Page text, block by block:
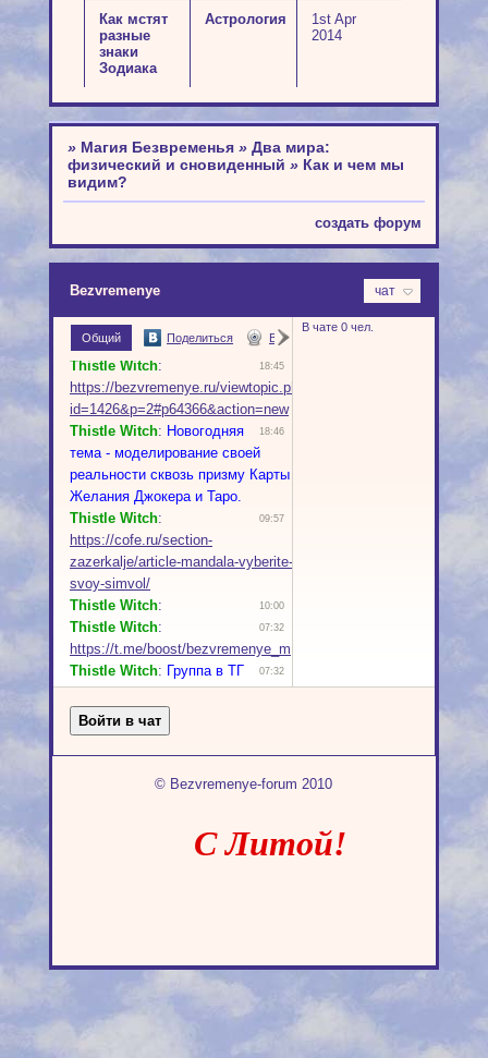
Как мстят
разные
знаки
Зодиака
Астрология
1st Apr
2014
» Магия Безвременья » Два мира:
физический и сновиденный » Как и чем мы
видим?
создать форум
© Bezvremenye-forum 2010
С Литой!